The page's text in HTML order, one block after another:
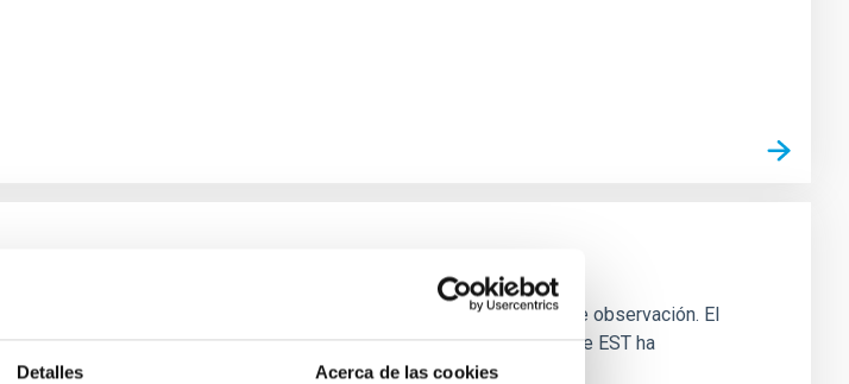
Detalles Acerca de las cookies
Europeo
Muchachos, un lugar conocido por sus excelentes condiciones de observación. El
en un efecto denominado ‘seeing’ local. La Oficina de Proyecto de EST ha